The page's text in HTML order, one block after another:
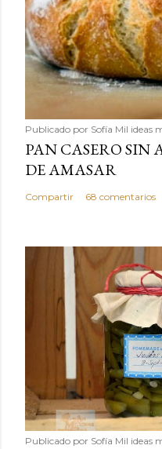
Publicado por Sofía Mil ideas
PAN CASERO SIN
DE AMASAR
Compartir 68 comentarios
Publicado por Sofía Mil ideas